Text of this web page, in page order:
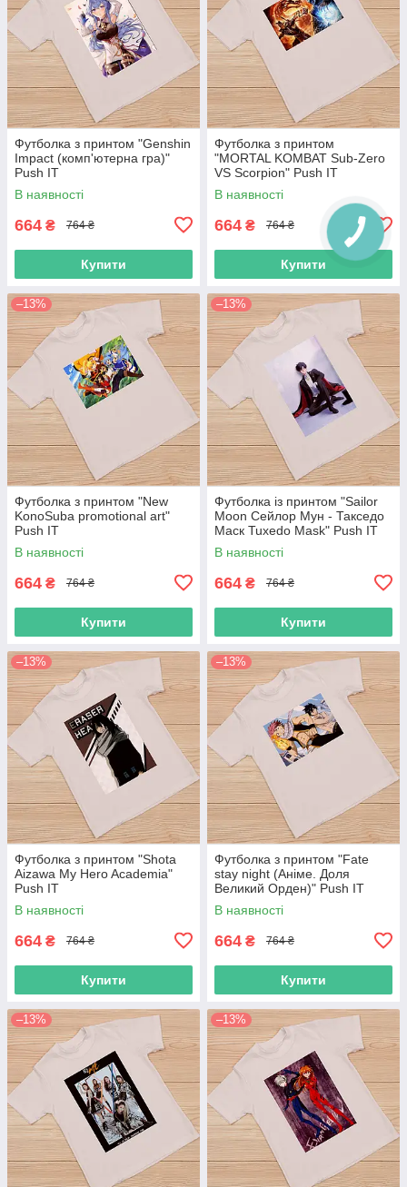
Футболка з принтом "Genshin
Impact (комп'ютерна гра)"
Push IT
В наявності
664 ₴ 764 ₴
Купити
Футболка з принтом
"MORTAL KOMBAT Sub-Zero
VS Scorpion" Push IT
В наявності
664 ₴ 764 ₴
Купити
–13%
Футболка з принтом "New
KonoSuba promotional art"
Push IT
В наявності
664 ₴ 764 ₴
Купити
–13%
Футболка із принтом "Sailor
Moon Сейлор Мун - Такседо
Маск Tuxedo Mask" Push IT
В наявності
664 ₴ 764 ₴
Купити
–13%
Футболка з принтом "Shota
Aizawa My Hero Academia"
Push IT
В наявності
664 ₴ 764 ₴
Купити
–13%
Футболка з принтом "Fate
stay night (Аніме. Доля
Великий Орден)" Push IT
В наявності
664 ₴ 764 ₴
Купити
–13% –13%